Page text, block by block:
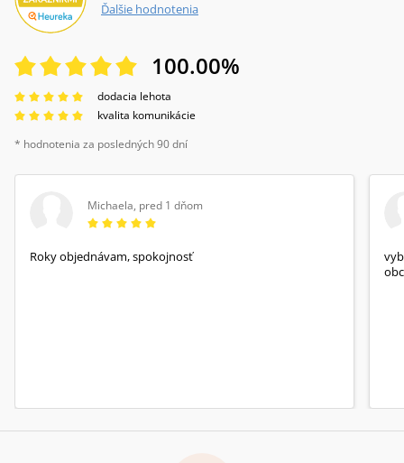
Ďalšie hodnotenia
100.00%
dodacia lehota
kvalita komunikácie
* hodnotenia za posledných 90 dní
Michaela, pred 1 dňom
Roky objednávam, spokojnosť